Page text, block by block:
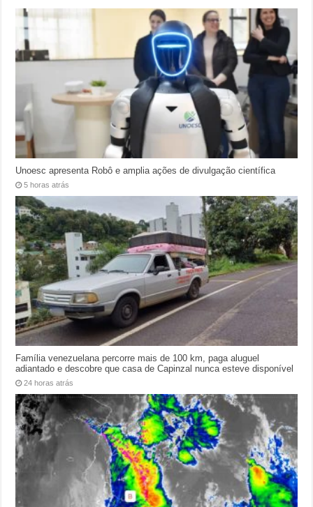
Unoesc apresenta Robô e amplia ações de divulgação científica
5 horas atrás
Família venezuelana percorre mais de 100 km, paga aluguel
adiantado e descobre que casa de Capinzal nunca esteve disponível
24 horas atrás